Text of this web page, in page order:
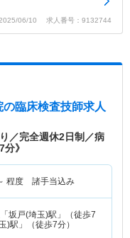
06/10 求人番号：9132744
の臨床検査技師求人
／完全週休2日制／病
》
程度 諸手当込み
坂戸(埼玉)駅」（徒歩7
)駅」（徒歩7分）